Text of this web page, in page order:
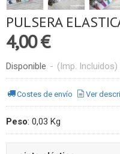
PULSERA
4,00 €
Disponible - (Imp. Incluidos)
Costes de envío Ver
Peso: 0,03 Kg